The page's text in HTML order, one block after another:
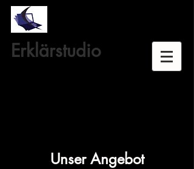
Erklärstudio
Unser Angebot